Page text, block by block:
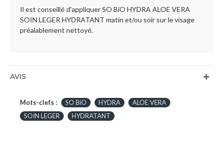
Il est conseillé d'appliquer SO BiO HYDRA ALOE VERA
SOIN LEGER HYDRATANT matin et/ou soir sur le visage
préalablement nettoyé.
AVIS
Mots-clefs : SO BiO HYDRA
ALOE VERA
SOIN LEGER
HYDRATANT